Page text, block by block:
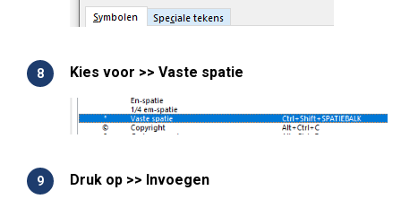
Kies voor >> Vaste spatie
Druk op >> Invoegen